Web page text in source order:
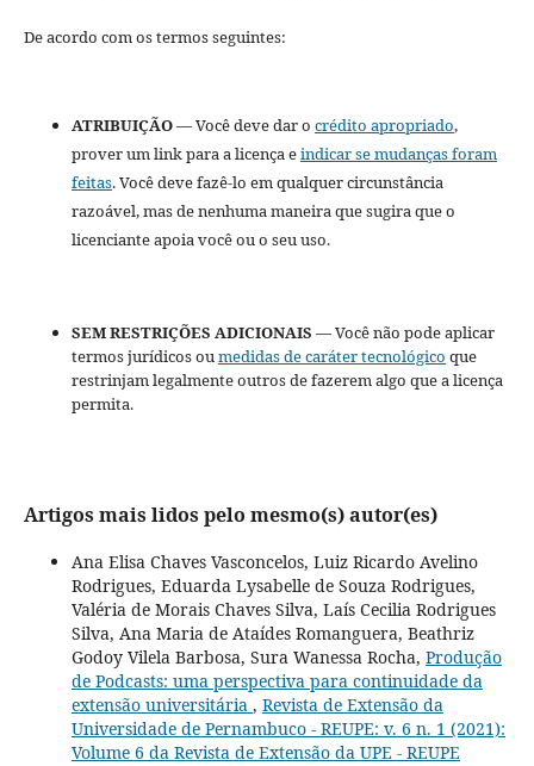
De acordo com os termos seguintes:
ATRIBUIÇÃO— Você deve dar o crédito apropriado,
prover um link para a licença eindicar se mudanças foram
feitas. Você deve fazê-lo em qualquer circunstância
razoável, mas de nenhuma maneira que sugira que o
licenciante apoia você ou o seu uso.
SEM RESTRIÇÕES ADICIONAIS — Você não pode aplicar
termos jurídicos oumedidas de caráter tecnológico que
restrinjam legalmente outros de fazerem algo que a licença
permita.
Artigos mais lidos pelo mesmo(s) autor(es)
Ana Elisa Chaves Vasconcelos, Luiz Ricardo Avelino
Rodrigues, Eduarda Lysabelle de Souza Rodrigues,
Valéria de Morais Chaves Silva, Laís Cecilia Rodrigues
Silva, Ana Maria de Ataídes Romanguera, Beathriz
Godoy Vilela Barbosa, Sura Wanessa Rocha, Produção
de Podcasts: uma perspectiva para continuidade da
extensão universitária , Revista de Extensão da
Universidade de Pernambuco - REUPE: v. 6 n. 1 (2021):
Volume 6 da Revista de Extensão da UPE - REUPE